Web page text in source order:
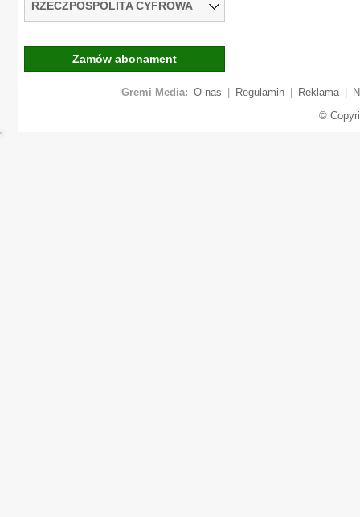
RZECZPOSPOLITA CYFROWA
Zamów abonament
Gremi Media: O nas Regulamin Reklama
©